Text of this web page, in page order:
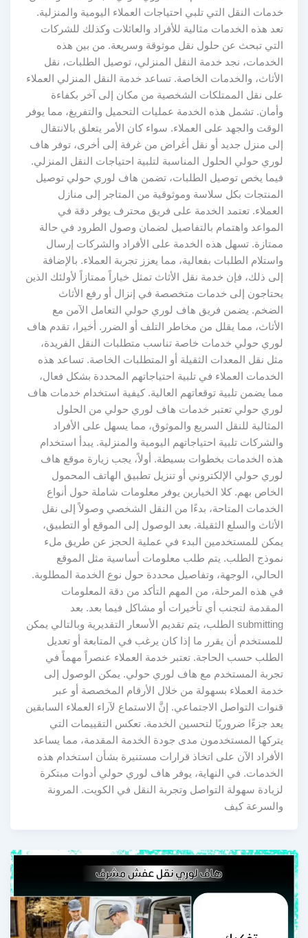
خدمات النقل التي تلبي احتياجات العملاء اليومية والمنزلية.
تعد هذه الخدمات مثالية للأفراد والعائلات وكذلك للشركات
التي تبحث عن حلول نقل موثوقة وسريعة. من بين هذه
الخدمات، نجد خدمة النقل المنزلي، توصيل الطلبات، نقل
الأثاث، والخدمات الخاصة. تساعد خدمة النقل المنزلي العملاء
على نقل الممتلكات الشخصية من مكان إلى آخر بكفاءة
وأمان. تشمل هذه الخدمة عمليات التحميل والتفريغ، مما يوفر
الوقت والجهد على العملاء. سواء كان الأمر يتعلق بالانتقال
إلى منزل جديد أو نقل أغراض من غرفة إلى أخرى، توفر هاف
لوري حولي الحلول المناسبة لتلبية احتياجات النقل المنزلي.
فيما يخص توصيل الطلبات، تضمن هاف لوري حولي توصيل
المنتجات بكل سلاسة وموثوقية من المتاجر إلى منازل
العملاء. تعتمد الخدمة على فريق محترف يوفر دقة في
المواعد واهتمام بالتفاصيل لضمان وصول الطرود في حالة
ممتازة. تسهل هذه الخدمة على الأفراد والشركات إرسال
واستلام الطلبات بفعالية، مما يعزز تجربة العملاء. بالإضافة
إلى ذلك، فإن خدمة نقل الأثاث تمثل خياراً ممتازاً لأولئك الذين
يحتاجون إلى خدمات متخصصة في إنزال أو رفع الأثاث
الضخم. يضمن فريق هاف لوري حولي التعامل الآمن مع
الأثاث، مما يقلل من مخاطر التلف أو الضرر. أخيرا، تقدم هاف
لوري حولي خدمات خاصة تناسب متطلبات النقل الفريدة،
مثل نقل المعدات الثقيلة أو المتطلبات الخاصة. تساعد هذه
الخدمات العملاء في تلبية احتياجاتهم المحددة بشكل فعال،
مما يضمن تلبية توقعاتهم العالية. كيفية استخدام خدمات هاف
لوري حولي تعتبر خدمات هاف لوري حولي من الحلول
المثالية للنقل السريع والموثوق، مما يسهل على الأفراد
والشركات تلبية احتياجاتهم اليومية والمنزلية. يبدأ استخدام
هذه الخدمات بخطوات بسيطة. أولاً، يجب زيارة موقع هاف
لوري حولي الإلكتروني أو تنزيل تطبيق الهاتف المحمول
الخاص بهم. كلا الخيارين يوفر معلومات شاملة حول أنواع
الخدمات المتاحة، بدءًا من النقل الشخصي وصولاً إلى نقل
الأثاث والسلع الثقيلة. بعد الوصول إلى الموقع أو التطبيق،
يمكن للمستخدمين البدء في عملية الحجز عن طريق ملء
نموذج الطلب. يتم طلب معلومات أساسية مثل الموقع
الحالي، الوجهة، وتفاصيل محددة حول نوع الخدمة المطلوبة.
في هذه المرحلة، من المهم التأكد من دقة المعلومات
المقدمة لتجنب أي تأخيرات أو مشاكل فيما بعد. بعد
submitting الطلب، يتم تقديم الأسعار التقديرية وبالتالي يمكن
للمستخدم أن يقرر ما إذا كان يرغب في المتابعة أو تعديل
الطلب حسب الحاجة. تعتبر خدمة العملاء عنصراً مهماً في
تجربة المستخدم مع هاف لوري حولي. يمكن الوصول إلى
خدمة العملاء بسهولة من خلال الأرقام المخصصة أو عبر
قنوات التواصل الاجتماعي. إنَّ الاستماع لآراء العملاء السابقين
يعد جزءًا ضروريًا لتحسين الخدمة. تعكس التقييمات التي
يتركها المستخدمون مدى جودة الخدمة المقدمة، مما يساعد
الأفراد الآن على اتخاذ قرارات مستنيرة بشأن استخدام هذه
الخدمات. في النهاية، يوفر هاف لوري حولي أدوات مبتكرة
لزيادة سهولة التواصل وتجربة النقل في الكويت. المرونة
والسرعة كيف